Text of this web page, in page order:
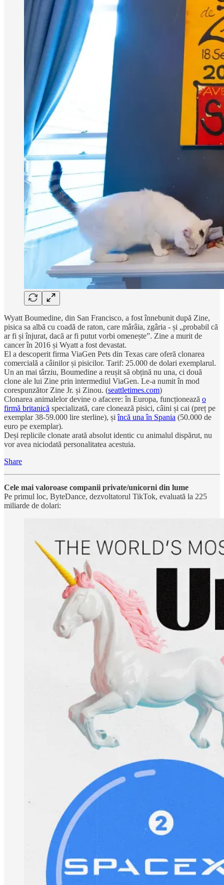
Wyatt Boumedine, din San Francisco, a fost înnebunit după Zine,
pisica sa albă cu coadă de raton, care mârâia, zgâria - și „probabil că
ar fi și înjurat, dacă ar fi putut vorbi omenește”. Zine a murit de
cancer în 2016 și Wyatt a fost devastat.
El a descoperit firma ViaGen Pets din Texas care oferă clonarea
comercială a câinilor și pisicilor. Tarif: 25.000 de dolari exemplarul.
Un an mai târziu, Boumedine a reușit să obțină nu una, ci două
clone ale lui Zine prin intermediul ViaGen. Le-a numit în mod
corespunzător Zine Jr. și Zinou. (seattletimes.com)
Clonarea animalelor devine o afacere: în Europa, funcționează o
firmă britanică specializată, care clonează pisici, câini și cai (preț pe
exemplar 38-59.000 lire sterline), șiîncă una în Spania (50.000 de
euro pe exemplar).
Deși replicile clonate arată absolut identic cu animalul dispărut, nu
vor avea niciodată personalitatea acestuia.
Share
Cele mai valoroase companii private/unicorni din lume
Pe primul loc, ByteDance, dezvoltatorul TikTok, evaluată la 225
miliarde de dolari: